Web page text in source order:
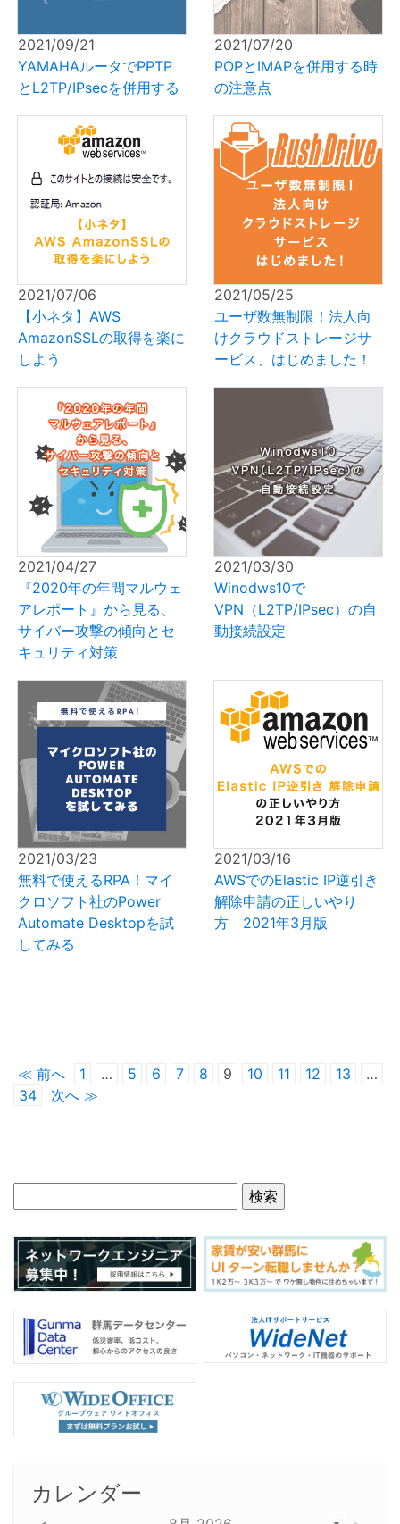
2021/09/21
YAMAHAルータでPPTP
とL2TP/IPsecを併用する
2021/07/20
POPとIMAPを併用する時
の注意点
2021/07/06
【小ネタ】AWS
AmazonSSLの取得を楽に
しよう
2021/05/25
ユーザ数無制限！法人向
けクラウドストレージサ
ービス、はじめました！
2021/04/27
『2020年の年間マルウェ
アレポート』から見る、
サイバー攻撃の傾向とセ
キュリティ対策
2021/03/30
Winodws10で
VPN（L2TP/IPsec）の自
動接続設定
2021/03/23
無料で使えるRPA！マイ
クロソフト社のPower
Automate Desktopを試
してみる
2021/03/16
AWSでのElastic IP逆引き
解除申請の正しいやり
方 2021年3月版
≪ 前へ 1 … 5 6 7 8 9 10 11 12 13
…
34
次へ ≫
カレンダー